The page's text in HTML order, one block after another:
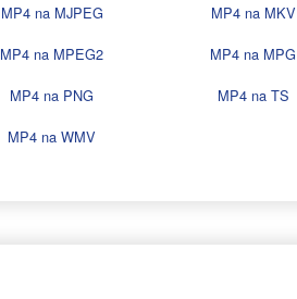
MP4 na MJPEG
MP4 na MKV
MP4 na MPEG2
MP4 na MPG
MP4 na PNG
MP4 na TS
MP4 na WMV